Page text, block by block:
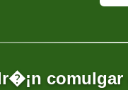
comulgar